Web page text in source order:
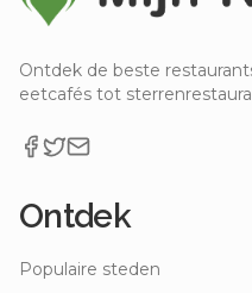
Ontdek de beste
eetcafés tot
Ontdek
Populaire steden